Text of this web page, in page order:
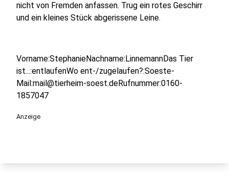
nicht von Fremden anfassen. Trug ein rotes Geschirr
und ein kleines Stück abgerissene Leine.
Vorname:StephanieNachname:LinnemannDas Tier
ist...:entlaufenWo ent-/zugelaufen?:Soeste-
Mail:mail@tierheim-soest.deRufnummer:0160-
1857047
Anzeige